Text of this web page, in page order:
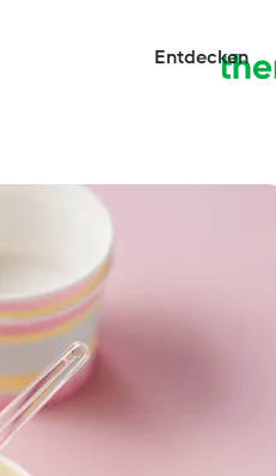
Entdecken